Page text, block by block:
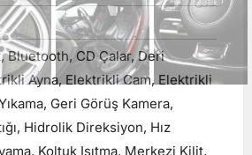
Bluetooth, CD Çalar, Deri
Ayna, Elektrikli Cam, Elektrikli
Geri Görüş Kamera,
Hidrolik Direksiyon, Hız
Koltuk Isıtma, Merkezi Kilit,